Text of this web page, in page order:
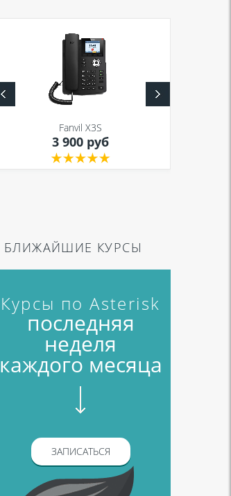
Fanvil X3S
3 900 руб
БЛИЖАЙШИЕ КУРСЫ
Курсы по Asterisk
последняя
неделя
каждого месяца
ЗАПИСАТЬСЯ